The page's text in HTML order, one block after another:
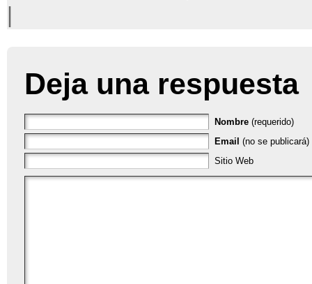
|
Deja una respuesta
Nombre (requerido)
Email (no se publicará)
Sitio Web